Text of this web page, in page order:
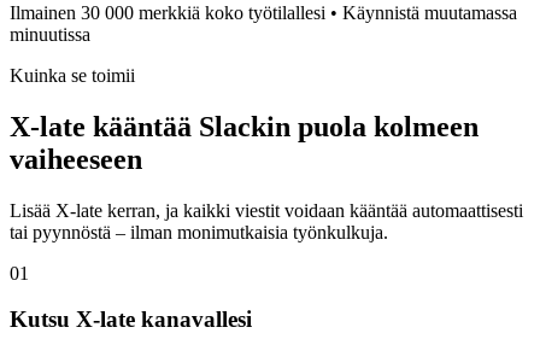
Ilmainen 30 000 merkkiä koko työtilallesi • Käynnistä muutamassa
minuutissa
Kuinka se toimii
X-late kääntää Slackin puola kolmeen
vaiheeseen
Lisää X-late kerran, ja kaikki viestit voidaan kääntää automaattisesti
tai pyynnöstä – ilman monimutkaisia työnkulkuja.
01
Kutsu X-late kanavallesi